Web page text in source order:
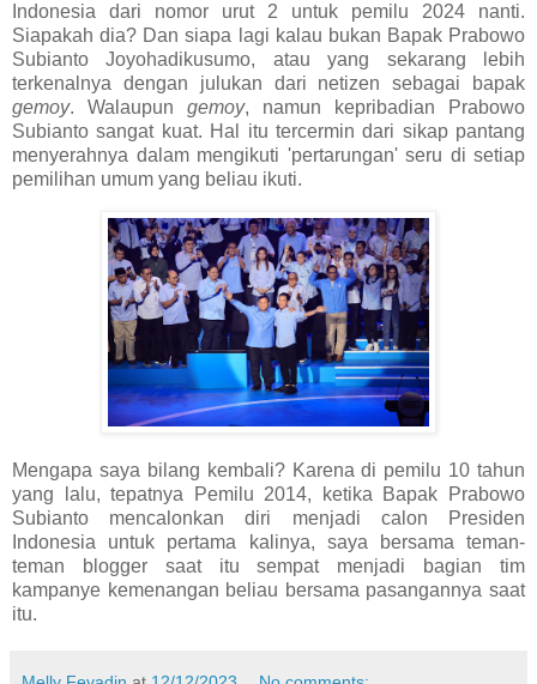
Indonesia dari nomor urut 2 untuk pemilu 2024 nanti.
Siapakah dia? Dan siapa lagi kalau bukan Bapak Prabowo
Subianto Joyohadikusumo, atau yang sekarang lebih
terkenalnya dengan julukan dari netizen sebagai bapak
gemoy. Walaupun gemoy, namun kepribadian Prabowo
Subianto sangat kuat. Hal itu tercermin dari sikap pantang
menyerahnya dalam mengikuti 'pertarungan' seru di setiap
pemilihan umum yang beliau ikuti.
Mengapa saya bilang kembali? Karena di pemilu 10 tahun
yang lalu, tepatnya Pemilu 2014, ketika Bapak Prabowo
Subianto mencalonkan diri menjadi calon Presiden
Indonesia untuk pertama kalinya, saya bersama teman-
teman blogger saat itu sempat menjadi bagian tim
kampanye kemenangan beliau bersama pasangannya saat
itu.